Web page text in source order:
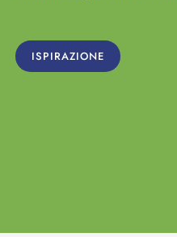
ISPIRAZIONE